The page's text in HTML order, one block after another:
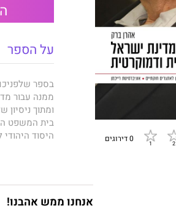
0 דירוגים
על הספר
בספר
ממנה עבור
ומתוך
בית המשפט
היסוד
אחד מגדולי
ממנו לעתיד
אנחנו ממש אהבנו!